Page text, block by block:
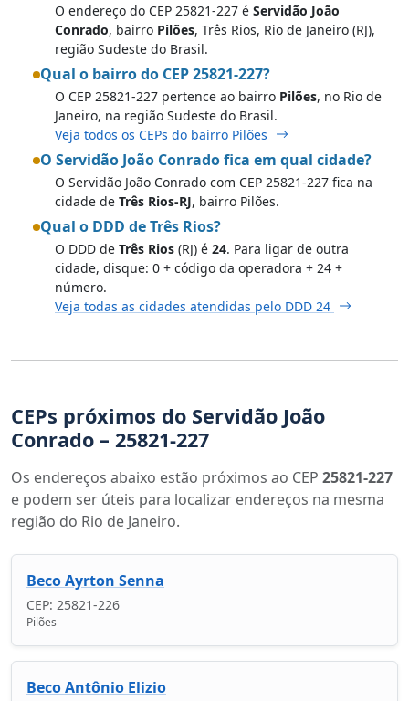
O endereço do CEP 25821-227 é Servidão João
Conrado, bairro Pilões, Três Rios, Rio de Janeiro (RJ),
região Sudeste do Brasil.
Qual o bairro do CEP 25821-227?
O CEP 25821-227 pertence ao bairro Pilões, no Rio de
Janeiro, na região Sudeste do Brasil.
Veja todos os CEPs do bairro Pilões
O Servidão João Conrado fica em qual cidade?
O Servidão João Conrado com CEP 25821-227 fica na
cidade de Três Rios-RJ, bairro Pilões.
Qual o DDD de Três Rios?
O DDD de Três Rios (RJ) é 24. Para ligar de outra
cidade, disque: 0 + código da operadora + 24 +
número.
Veja todas as cidades atendidas pelo DDD 24
CEPs próximos do Servidão João
Conrado – 25821-227
Os endereços abaixo estão próximos ao CEP 25821-227
e podem ser úteis para localizar endereços na mesma
região do Rio de Janeiro.
Beco Ayrton Senna
CEP: 25821-226
Pilões
Beco Antônio Elizio